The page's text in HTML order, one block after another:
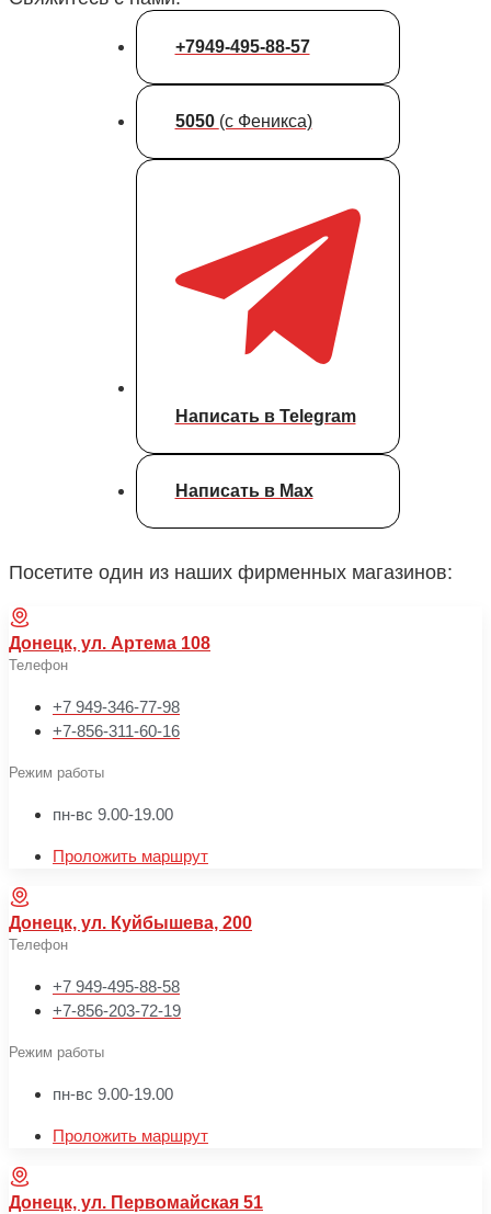
+7949-495-88-57
5050 (с Феникса)
Написать в Telegram
Написать в Max
Посетите один из наших фирменных магазинов:
Донецк, ул. Артема 108
Телефон
+7 949-346-77-98
+7-856-311-60-16
Режим работы
пн-вс 9.00-19.00
Проложить маршрут
Донецк, ул. Куйбышева, 200
Телефон
+7 949-495-88-58
+7-856-203-72-19
Режим работы
пн-вс 9.00-19.00
Проложить маршрут
Донецк, ул. Первомайская 51